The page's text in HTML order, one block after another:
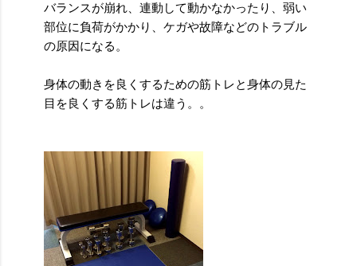
バランスが崩れ、連動して動かなかったり、弱い
部位に負荷がかかり、ケガや故障などのトラブル
の原因になる。
身体の動きを良くするための筋トレと身体の見た
目を良くする筋トレは違う。。